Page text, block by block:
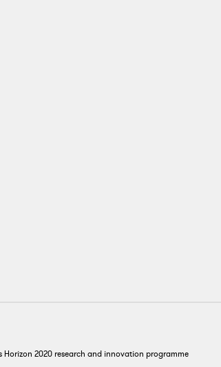
2020 research and innovation programme